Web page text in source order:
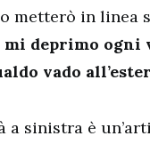
metterò in linea
mi deprimo
vado
a sinistra è